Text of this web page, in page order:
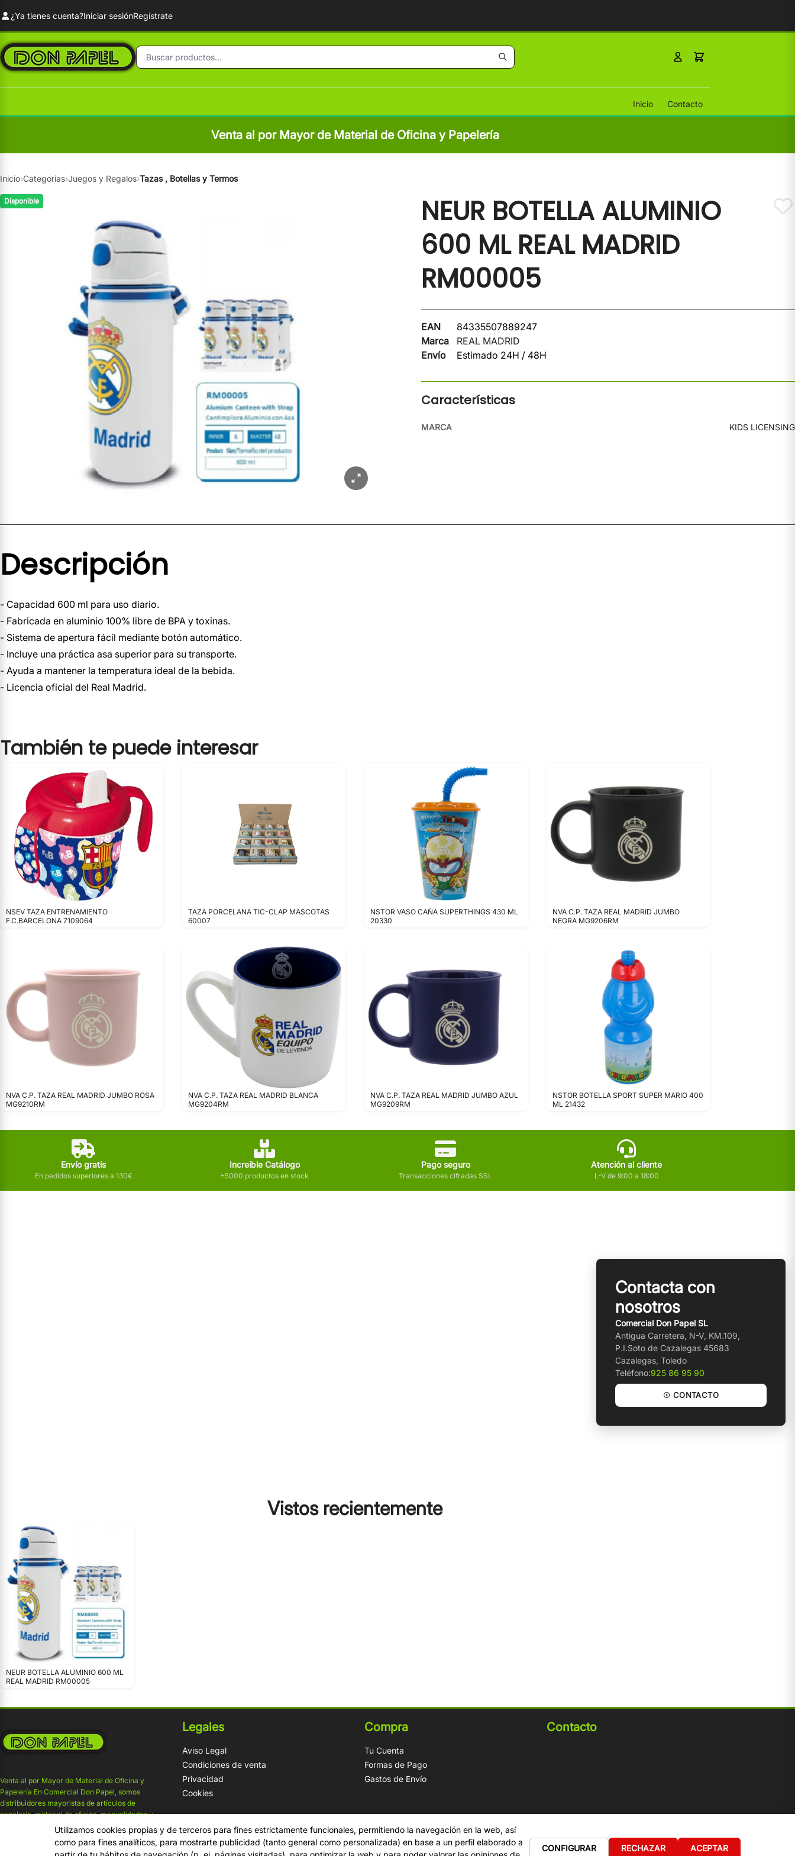
¿Ya tienes cuenta?Iniciar sesiónRegístrate
Inicio Contacto
Venta al por Mayor de Material de Oficina y Papelería
Inicio›Categorias›Juegos y Regalos›Tazas , Botellas y Termos
Disponible
NEUR BOTELLA ALUMINIO
600 ML REAL MADRID
RM00005
EAN
84335507889247
Marca
REAL MADRID
Envío
Estimado 24H / 48H
Características
MARCA KIDS LICENSING
Descripción
- Capacidad 600 ml para uso diario.
- Fabricada en aluminio 100% libre de BPA y toxinas.
- Sistema de apertura fácil mediante botón automático.
- Incluye una práctica asa superior para su transporte.
- Ayuda a mantener la temperatura ideal de la bebida.
- Licencia oficial del Real Madrid.
También te puede interesar
NSEV TAZA ENTRENAMIENTO
F.C.BARCELONA 7109064
TAZA PORCELANA TIC-CLAP MASCOTAS
60007
NSTOR VASO CAÑA SUPERTHINGS 430 ML
20330
NVA C.P. TAZA REAL MADRID JUMBO
NEGRA MG9206RM
NVA C.P. TAZA REAL MADRID JUMBO ROSA
MG9210RM
NVA C.P. TAZA REAL MADRID BLANCA
MG9204RM
NVA C.P. TAZA REAL MADRID JUMBO AZUL
MG9209RM
NSTOR BOTELLA SPORT SUPER MARIO 400
ML 21432
Envío gratis
En pedidos superiores a 130€
Increible Catálogo
+5000 productos en stock
Pago seguro
Transacciones cifradas SSL
Atención al cliente
L-V de 9:00 a 18:00
Contacta con
nosotros
Comercial Don Papel SL
Antigua Carretera, N-V, KM.109,
P.I.Soto de Cazalegas 45683
Cazalegas, Toledo
Teléfono:925 86 95 90
☉ CONTACTO
Vistos recientemente
NEUR BOTELLA ALUMINIO 600 ML
REAL MADRID RM00005
Venta al por Mayor de Material de Oficina y
Papelería En Comercial Don Papel, somos
distribuidores mayoristas de artículos de
papelería, material de oficina, manualidades y
material escolar. Almacén de Papelería .
Legales
Aviso Legal
Condiciones de venta
Privacidad
Cookies
Compra
Tu Cuenta
Formas de Pago
Gastos de Envío
Contacto
Utilizamos cookies propias y de terceros para fines estrictamente funcionales, permitiendo la navegación en la web, así
como para fines analíticos, para mostrarte publicidad (tanto general como personalizada) en base a un perfil elaborado a
CONFIGURAR RECHAZAR ACEPTAR